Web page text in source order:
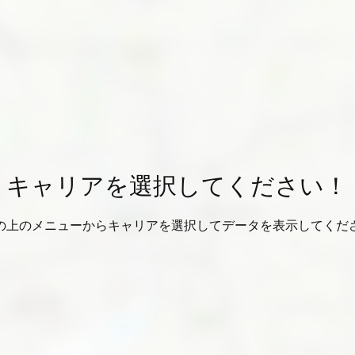
キャリアを選択してください！
上のメニューからキャリアを選択してデータを表示してくだ